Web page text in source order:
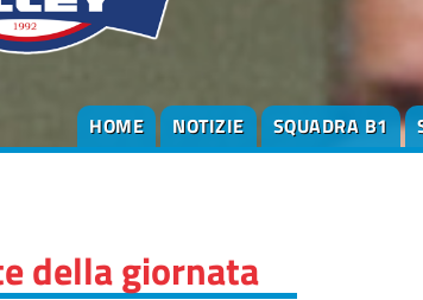
HOME NOTIZIE SQUADRA B1
della giornata